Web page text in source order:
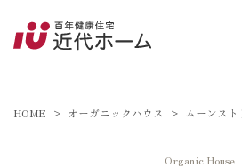
HOME オーガニックハウス ムーンスト
Organic House